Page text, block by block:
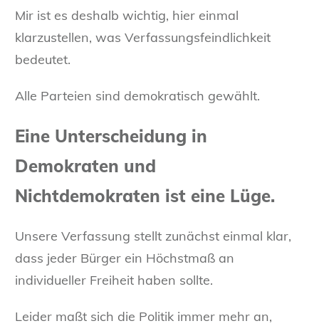
Mir ist es deshalb wichtig, hier einmal
klarzustellen, was Verfassungsfeindlichkeit
bedeutet.
Alle Parteien sind demokratisch gewählt.
Eine Unterscheidung in
Demokraten und
Nichtdemokraten ist eine Lüge.
Unsere Verfassung stellt zunächst einmal klar,
dass jeder Bürger ein Höchstmaß an
individueller Freiheit haben sollte.
Leider maßt sich die Politik immer mehr an,